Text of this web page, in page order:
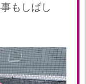
もしばし